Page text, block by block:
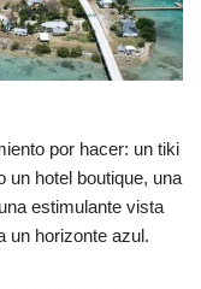
por hacer: un tiki
un hotel boutique, una
estimulante vista
un horizonte azul.